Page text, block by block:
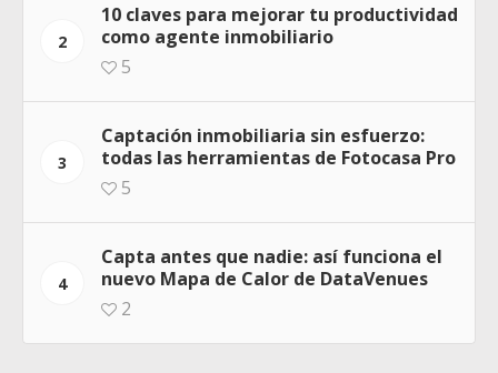
2
10 claves para mejorar tu productividad
como agente inmobiliario
5
3
Captación inmobiliaria sin esfuerzo:
todas las herramientas de Fotocasa Pro
5
4
Capta antes que nadie: así funciona el
nuevo Mapa de Calor de DataVenues
2